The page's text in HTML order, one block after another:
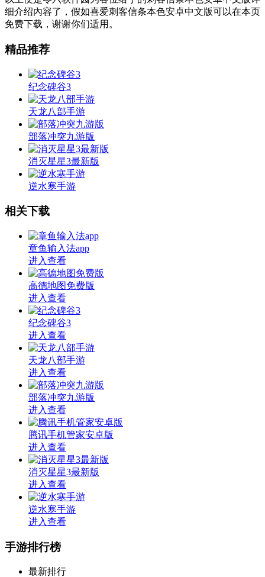
细介绍內容了，假如喜爱刺客信条本色安卓中文版可以在本页
免费下载，谢谢你们适用。
精品推荐
纪念碑谷3
天龙八部手游
部落冲突九游版
消灭星星3最新版
逆水寒手游
相关下载
章鱼输入法app
进入查看
高德地图免费版
进入查看
纪念碑谷3
进入查看
天龙八部手游
进入查看
部落冲突九游版
进入查看
腾讯手机管家安卓版
进入查看
消灭星星3最新版
进入查看
逆水寒手游
进入查看
手游排行榜
最新排行